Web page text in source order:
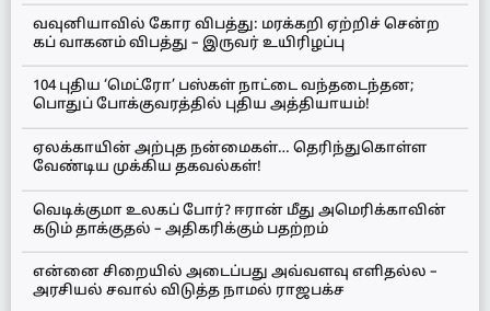
வவுனியாவில் கோர விபத்து: மரக்கறி ஏற்றிச் சென்ற
கப் வாகனம் விபத்து – இருவர் உயிரிழப்பு
104 புதிய ‘மெட்ரோ’ பஸ்கள் நாட்டை வந்தடைந்தன;
பொதுப் போக்குவரத்தில் புதிய அத்தியாயம்!
ஏலக்காயின் அற்புத நன்மைகள்… தெரிந்துகொள்ள
வேண்டிய முக்கிய தகவல்கள்!
வெடிக்குமா உலகப் போர்? ஈரான் மீது அமெரிக்காவின்
கடும் தாக்குதல் – அதிகரிக்கும் பதற்றம்
என்னை சிறையில் அடைப்பது அவ்வளவு எளிதல்ல –
அரசியல் சவால் விடுத்த நாமல் ராஜபக்ச